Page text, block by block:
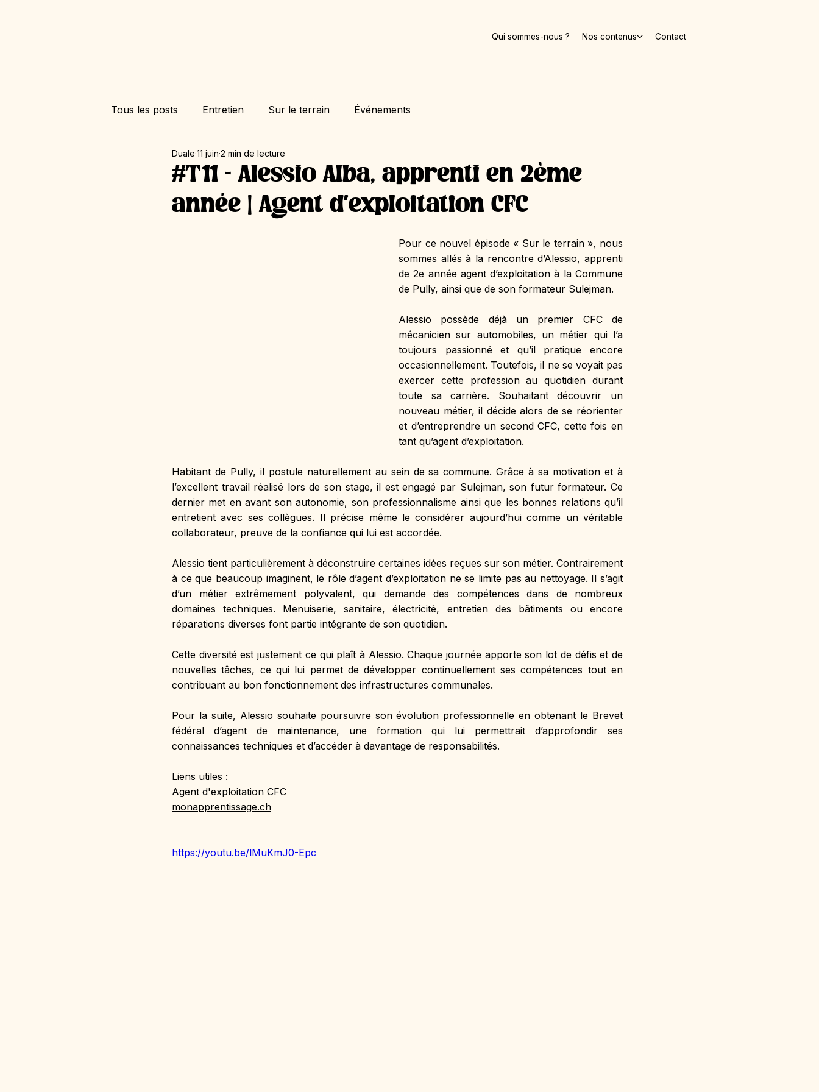
Qui sommes-nous ? Nos contenus Contact
Tous les posts Entretien Sur le terrain Événements
#T11 - Alessio Alba, apprenti en 2ème
année | Agent d'exploitation CFC
Duale 11 juin 2 min de lecture
Pour ce nouvel épisode « Sur le terrain », nous
sommes allés à la rencontre d’Alessio, apprenti
de 2e année agent d’exploitation à la Commune
de Pully, ainsi que de son formateur Sulejman.
Alessio possède déjà un premier CFC de
mécanicien sur automobiles, un métier qui l’a
toujours passionné et qu’il pratique encore
occasionnellement. Toutefois, il ne se voyait pas
exercer cette profession au quotidien durant
toute sa carrière. Souhaitant découvrir un
nouveau métier, il décide alors de se réorienter
et d’entreprendre un second CFC, cette fois en
tant qu’agent d’exploitation.
Habitant de Pully, il postule naturellement au sein de sa commune. Grâce à sa motivation et à
l’excellent travail réalisé lors de son stage, il est engagé par Sulejman, son futur formateur. Ce
dernier met en avant son autonomie, son professionnalisme ainsi que les bonnes relations qu’il
entretient avec ses collègues. Il précise même le considérer aujourd’hui comme un véritable
collaborateur, preuve de la confiance qui lui est accordée.
Alessio tient particulièrement à déconstruire certaines idées reçues sur son métier. Contrairement
à ce que beaucoup imaginent, le rôle d’agent d’exploitation ne se limite pas au nettoyage. Il s’agit
d’un métier extrêmement polyvalent, qui demande des compétences dans de nombreux
domaines techniques. Menuiserie, sanitaire, électricité, entretien des bâtiments ou encore
réparations diverses font partie intégrante de son quotidien.
Cette diversité est justement ce qui plaît à Alessio. Chaque journée apporte son lot de défis et de
nouvelles tâches, ce qui lui permet de développer continuellement ses compétences tout en
contribuant au bon fonctionnement des infrastructures communales.
Pour la suite, Alessio souhaite poursuivre son évolution professionnelle en obtenant le Brevet
fédéral d’agent de maintenance, une formation qui lui permettrait d’approfondir ses
connaissances techniques et d’accéder à davantage de responsabilités.
Liens utiles :
Agent d'exploitation CFC
monapprentissage.ch
https://youtu.be/lMuKmJ0-Epc